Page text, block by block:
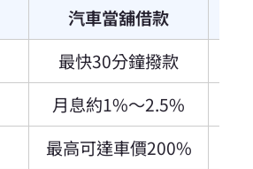
汽車當舖借款
最快30分鐘撥款
月息約1%～2.5%
最高可達車價200%